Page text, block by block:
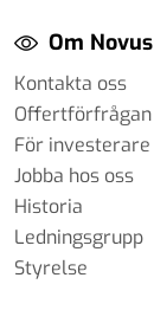
Om Novus
Kontakta oss
Offertförfrågan
För investerare
Jobba hos oss
Historia
Ledningsgrupp
Styrelse